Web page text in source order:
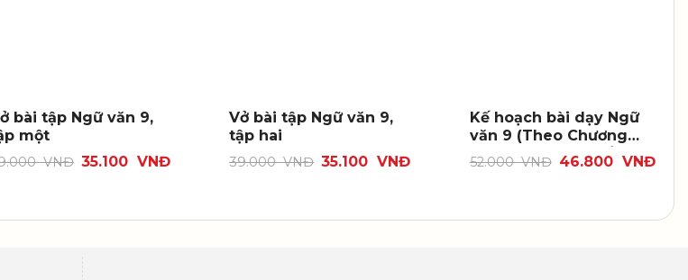
bài tập Ngữ văn 9,
một
VNĐ 35.100 VNĐ
Vở bài tập Ngữ văn 9,
tập hai
39.000VNĐ 35.100 VNĐ
Kế hoạch bài dạy Ngữ
văn 9 (Theo Chương
trình Giáo dục phổ
thông môn Ngữ văn
52.000VNĐ 46.800 VNĐ